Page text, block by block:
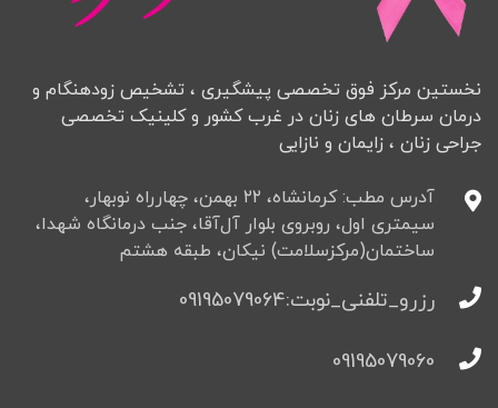
نخستین مرکز فوق تخصصی پیشگیری ، تشخیص زودهنگام و
درمان سرطان های زنان در غرب کشور و کلینیک تخصصی
جراحی زنان ، زایمان و نازایی
آدرس مطب: کرمانشاه، ۲۲ بهمن، چهارراه نوبهار،
سیمتری اول، روبروی بلوار آل‌آقا، جنب درمانگاه شهدا،
ساختمان(مرکزسلامت) نیکان، طبقه هشتم
رزرو_تلفنی_نوبت:09195079064
09195079060